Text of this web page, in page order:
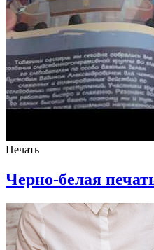
Печать
Черно-белая